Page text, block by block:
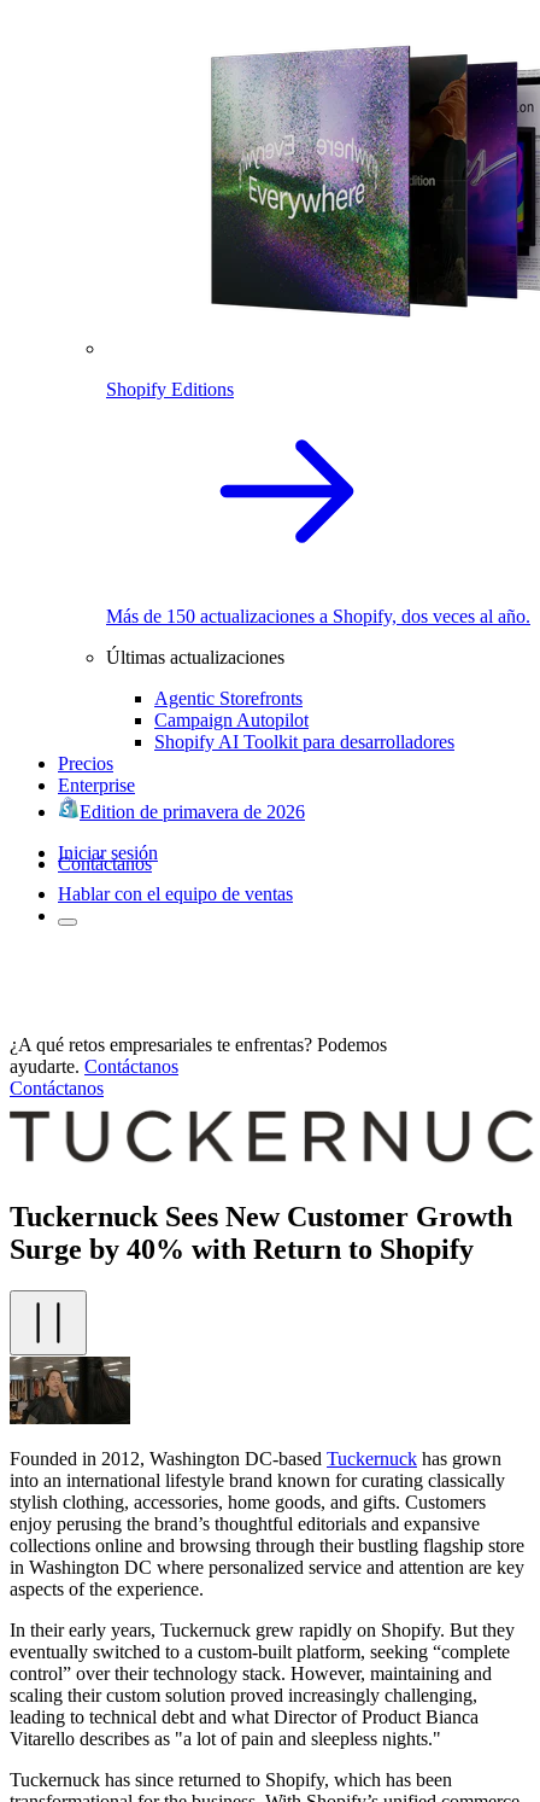
Shopify Editions
Más de 150 actualizaciones a Shopify, dos veces al año.
Últimas actualizaciones
Agentic Storefronts
Campaign Autopilot
Shopify AI Toolkit para desarrolladores
Precios
Enterprise
Edition de primavera de 2026
Iniciar sesión
Contáctanos
Hablar con el equipo de ventas
¿A qué retos empresariales te enfrentas? Podemos
ayudarte. Contáctanos
Contáctanos
Tuckernuck Sees New Customer Growth
Surge by 40% with Return to Shopify
Founded in 2012, Washington DC-based Tuckernuck has grown
into an international lifestyle brand known for curating classically
stylish clothing, accessories, home goods, and gifts. Customers
enjoy perusing the brand’s thoughtful editorials and expansive
collections online and browsing through their bustling flagship store
in Washington DC where personalized service and attention are key
aspects of the experience.
In their early years, Tuckernuck grew rapidly on Shopify. But they
eventually switched to a custom-built platform, seeking “complete
control” over their technology stack. However, maintaining and
scaling their custom solution proved increasingly challenging,
leading to technical debt and what Director of Product Bianca
Vitarello describes as "a lot of pain and sleepless nights."
Tuckernuck has since returned to Shopify, which has been